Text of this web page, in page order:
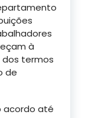
à
termos
de
acordo até